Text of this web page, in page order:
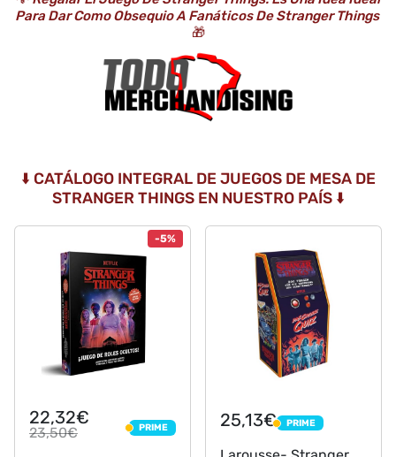
Para Dar Como Obsequio A Fanáticos De Stranger Things
🎁
⬇️ CATÁLOGO INTEGRAL DE JUEGOS DE MESA DE
STRANGER THINGS EN NUESTRO PAÍS ⬇️
-5%
22,32€
23,50€ PRIME
PRIME
25,13€ PRIME
PRIME